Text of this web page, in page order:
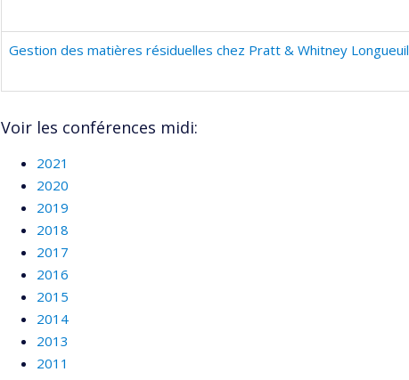
Gestion des matières résiduelles chez Pratt & Whitney Longueuil
Voir les conférences midi:
2021
2020
2019
2018
2017
2016
2015
2014
2013
2011